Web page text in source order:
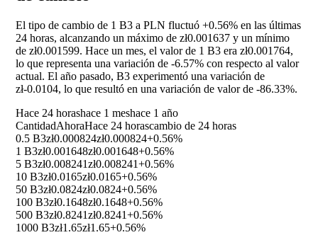
El tipo de cambio de 1 B3 a PLN fluctuó +0.56% en las últimas
24 horas, alcanzando un máximo de zł0.001637 y un mínimo
de zł0.001599. Hace un mes, el valor de 1 B3 era zł0.001764,
lo que representa una variación de -6.57% con respecto al valor
actual. El año pasado, B3 experimentó una variación de
zł-0.0104, lo que resultó en una variación de valor de -86.33%.
Hace 24 horashace 1 meshace 1 año
CantidadAhoraHace 24 horascambio de 24 horas
0.5 B3zł0.000824zł0.000824+0.56%
1 B3zł0.001648zł0.001648+0.56%
5 B3zł0.008241zł0.008241+0.56%
10 B3zł0.0165zł0.0165+0.56%
50 B3zł0.0824zł0.0824+0.56%
100 B3zł0.1648zł0.1648+0.56%
500 B3zł0.8241zł0.8241+0.56%
1000 B3zł1.65zł1.65+0.56%